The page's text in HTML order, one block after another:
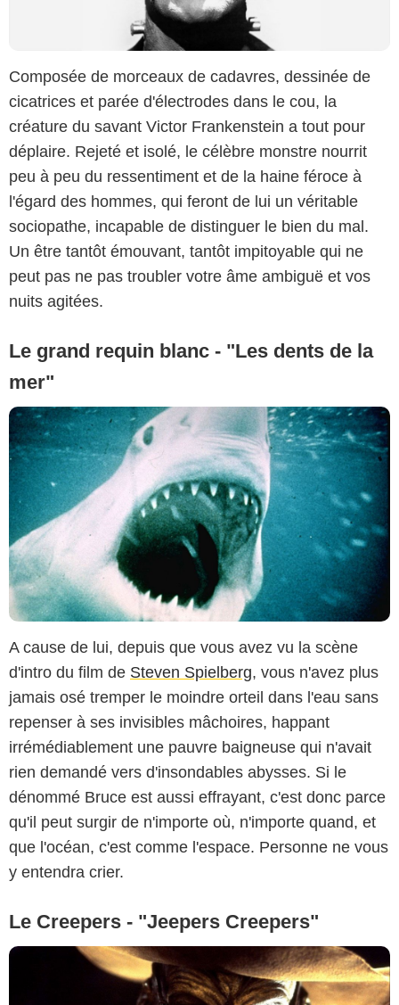
Composée de morceaux de cadavres, dessinée de
cicatrices et parée d'électrodes dans le cou, la
créature du savant Victor Frankenstein a tout pour
déplaire. Rejeté et isolé, le célèbre monstre nourrit
peu à peu du ressentiment et de la haine féroce à
l'égard des hommes, qui feront de lui un véritable
sociopathe, incapable de distinguer le bien du mal.
Un être tantôt émouvant, tantôt impitoyable qui ne
peut pas ne pas troubler votre âme ambiguë et vos
nuits agitées.
Le grand requin blanc - "Les dents de la
mer"
A cause de lui, depuis que vous avez vu la scène
d'intro du film de Steven Spielberg, vous n'avez plus
jamais osé tremper le moindre orteil dans l'eau sans
repenser à ses invisibles mâchoires, happant
irrémédiablement une pauvre baigneuse qui n'avait
rien demandé vers d'insondables abysses. Si le
dénommé Bruce est aussi effrayant, c'est donc parce
qu'il peut surgir de n'importe où, n'importe quand, et
que l'océan, c'est comme l'espace. Personne ne vous
y entendra crier.
Le Creepers - "Jeepers Creepers"